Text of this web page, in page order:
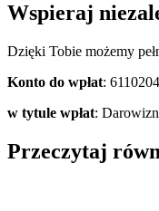
Wspieraj
Dzięki Tobie możemy
Konto do wpłat:
w tytule wpłat:
Przeczytaj